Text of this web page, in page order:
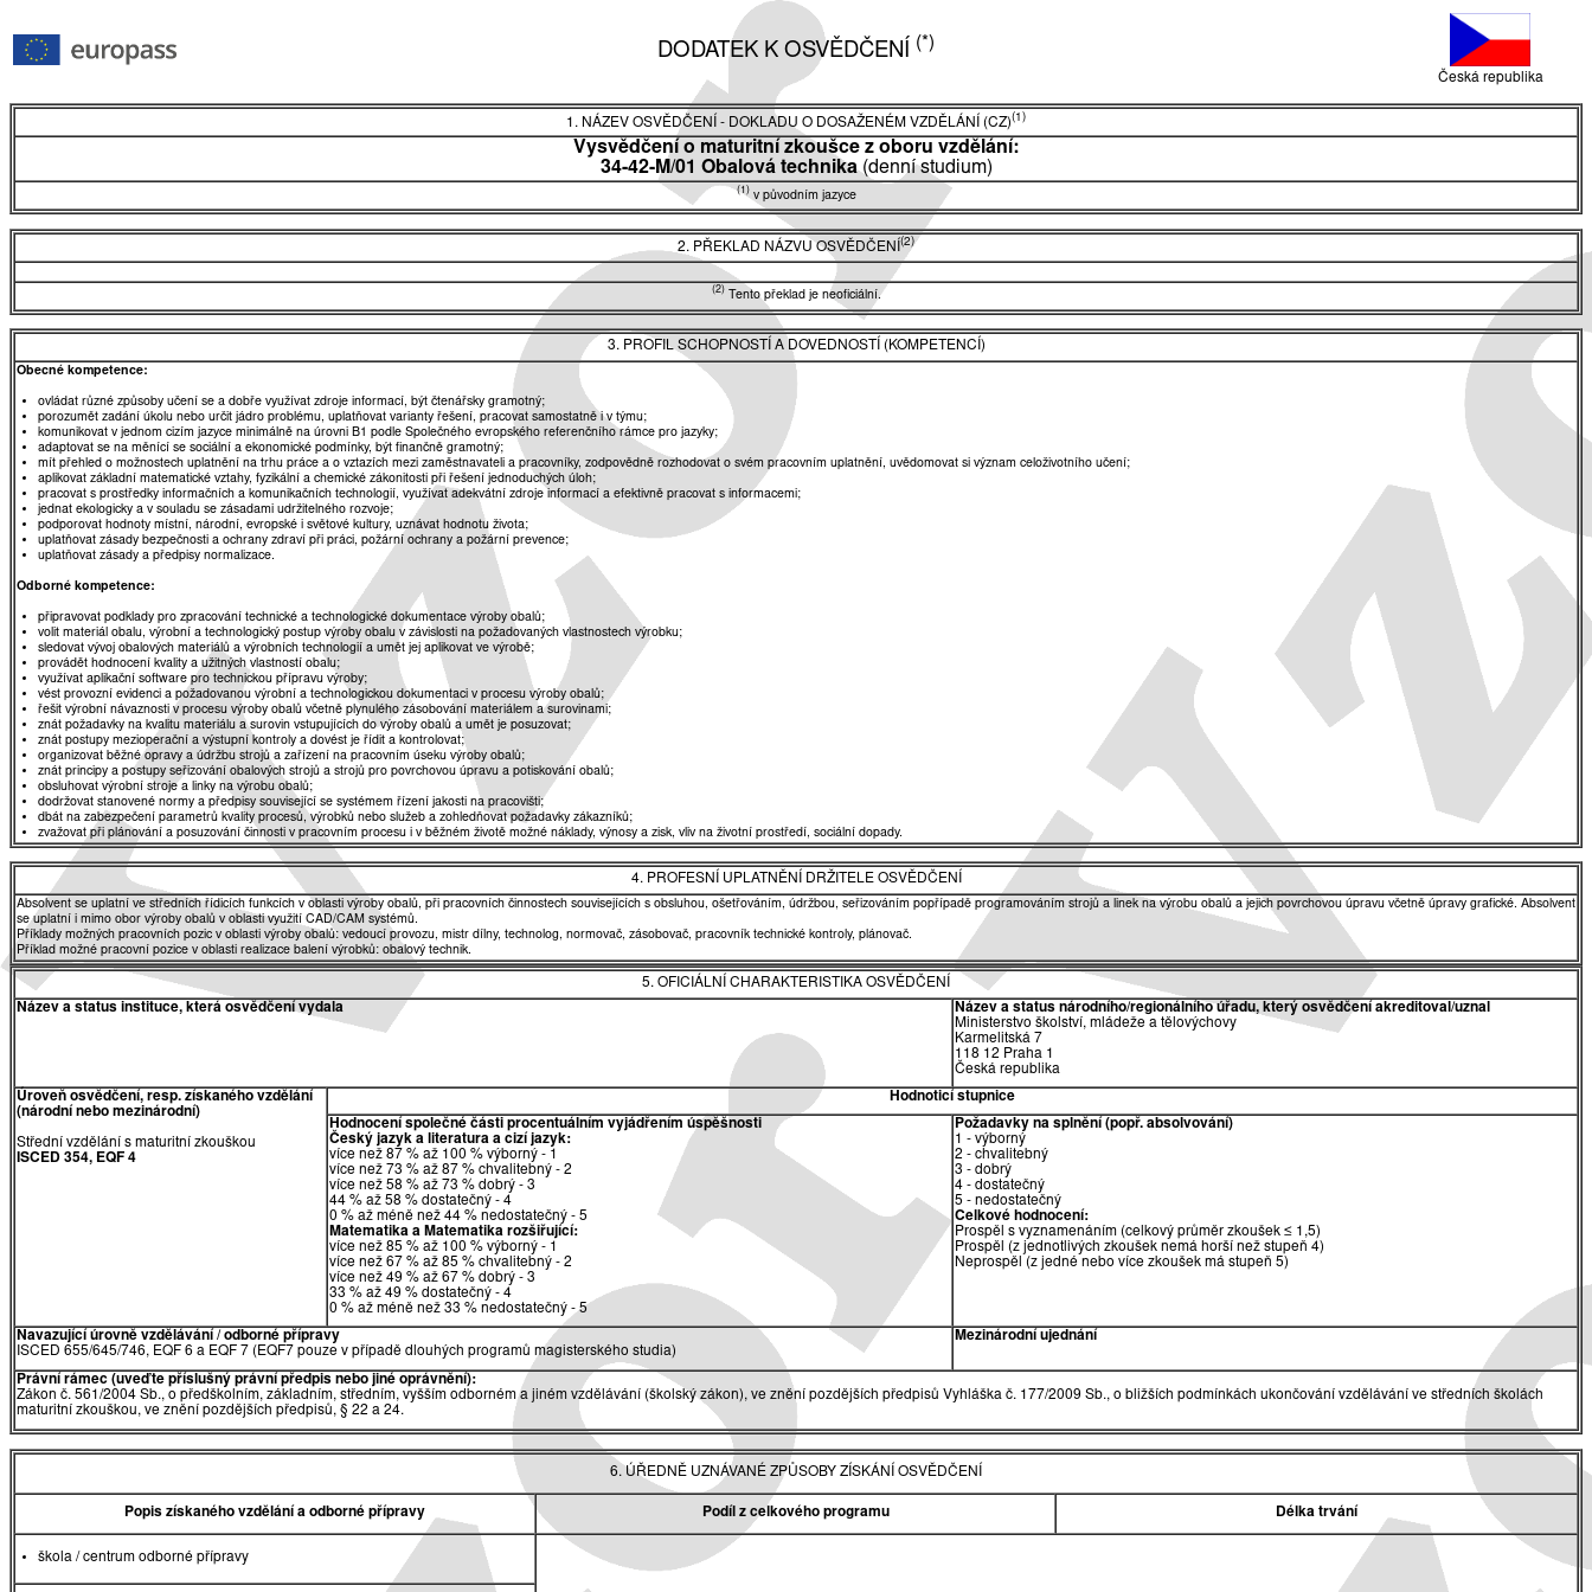
DODATEK K OSVĚDČENÍ (*)
Česká republika
1. NÁZEV OSVĚDČENÍ - DOKLADU O DOSAŽENÉM VZDĚLÁNÍ (CZ)(1)
Vysvědčení o maturitní zkoušce z oboru vzdělání:
34-42-M/01 Obalová technika(denní studium)
(1)v původním jazyce
2. PŘEKLAD NÁZVU OSVĚDČENÍ (2)
(2) Tento překlad je neoficiální.
3. PROFIL SCHOPNOSTÍ A DOVEDNOSTÍ (KOMPETENCÍ)
Obecné kompetence:
ovládat různé způsoby učení se a dobře využívat zdroje informací, být čtenářsky gramotný;
porozumět zadání úkolu nebo určit jádro problému, uplatňovat varianty řešení, pracovat samostatně i v týmu;
komunikovat v jednom cizím jazyce minimálně na úrovni B1 podle Společného evropského referenčního rámce pro jazyky;
adaptovat se na měnící se sociální a ekonomické podmínky, být finančně gramotný;
mít přehled o možnostech uplatnění na trhu práce a o vztazích mezi zaměstnavateli a pracovníky, zodpovědně rozhodovat o svém pracovním uplatnění, uvědomovat si význam celoživotního učení;
aplikovat základní matematické vztahy, fyzikální a chemické zákonitosti při řešení jednoduchých úloh;
pracovat s prostředky informačních a komunikačních technologií, využívat adekvátní zdroje informací a efektivně pracovat s informacemi;
jednat ekologicky a v souladu se zásadami udržitelného rozvoje;
podporovat hodnoty místní, národní, evropské i světové kultury, uznávat hodnotu života;
uplatňovat zásady bezpečnosti a ochrany zdraví při práci, požární ochrany a požární prevence;
uplatňovat zásady a předpisy normalizace.
Odborné kompetence:
připravovat podklady pro zpracování technické a technologické dokumentace výroby obalů;
volit materiál obalu, výrobní a technologický postup výroby obalu v závislosti na požadovaných vlastnostech výrobku;
sledovat vývoj obalových materiálů a výrobních technologií a umět jej aplikovat ve výrobě;
provádět hodnocení kvality a užitných vlastností obalu;
využívat aplikační software pro technickou přípravu výroby;
vést provozní evidenci a požadovanou výrobní a technologickou dokumentaci v procesu výroby obalů;
řešit výrobní návaznosti v procesu výroby obalů včetně plynulého zásobování materiálem a surovinami;
znát požadavky na kvalitu materiálu a surovin vstupujících do výroby obalů a umět je posuzovat;
znát postupy mezioperační a výstupní kontroly a dovést je řídit a kontrolovat;
organizovat běžné opravy a údržbu strojů a zařízení na pracovním úseku výroby obalů;
znát principy a postupy seřizování obalových strojů a strojů pro povrchovou úpravu a potiskování obalů;
obsluhovat výrobní stroje a linky na výrobu obalů;
dodržovat stanovené normy a předpisy související se systémem řízení jakosti na pracovišti;
dbát na zabezpečení parametrů kvality procesů, výrobků nebo služeb a zohledňovat požadavky zákazníků;
zvažovat při plánování a posuzování činnosti v pracovním procesu i v běžném životě možné náklady, výnosy a zisk, vliv na životní prostředí, sociální dopady.
4. PROFESNÍ UPLATNĚNÍ DRŽITELE OSVĚDČENÍ
Absolvent se uplatní ve středních řídicích funkcích v oblasti výroby obalů, při pracovních činnostech souvisejících s obsluhou, ošetřováním, údržbou, seřizováním popřípadě programováním strojů a linek na výrobu obalů a jejich povrchovou úpravu včetně úpravy grafické. Absolvent
se uplatní i mimo obor výroby obalů v oblasti využití CAD/CAM systémů.
Příklady možných pracovních pozic v oblasti výroby obalů: vedoucí provozu, mistr dílny, technolog, normovač, zásobovač, pracovník technické kontroly, plánovač.
Příklad možné pracovní pozice v oblasti realizace balení výrobků: obalový technik.
5. OFICIÁLNÍ CHARAKTERISTIKA OSVĚDČENÍ
Název a status instituce, která osvědčení vydala
Název a status národního/regionálního úřadu, který osvědčení akreditoval/uznal
Ministerstvo školství, mládeže a tělovýchovy
Karmelitská 7
118 12 Praha 1
Česká republika
Úroveň osvědčení, resp. získaného vzdělání
(národní nebo mezinárodní)
Střední vzdělání s maturitní zkouškou
ISCED 354, EQF 4
Hodnoticí stupnice
Hodnocení společné části procentuálním vyjádřením úspěšnosti
Český jazyk a literatura a cizí jazyk:
více než 87 % až 100 % výborný - 1
více než 73 % až 87 % chvalitebný - 2
více než 58 % až 73 % dobrý - 3
44 % až 58 % dostatečný - 4
0 % až méně než 44 % nedostatečný - 5
Matematika a Matematika rozšiřující:
více než 85 % až 100 % výborný - 1
více než 67 % až 85 % chvalitebný - 2
více než 49 % až 67 % dobrý - 3
33 % až 49 % dostatečný - 4
0 % až méně než 33 % nedostatečný - 5
Požadavky na splnění (popř. absolvování)
1 - výborný
2 - chvalitebný
3 - dobrý
4 - dostatečný
5 - nedostatečný
Celkové hodnocení:
Prospěl s vyznamenáním (celkový průměr zkoušek ≤ 1,5)
Prospěl (z jednotlivých zkoušek nemá horší než stupeň 4)
Neprospěl (z jedné nebo více zkoušek má stupeň 5)
Navazující úrovně vzdělávání / odborné přípravy
ISCED 655/645/746, EQF 6 a EQF 7 (EQF7 pouze v případě dlouhých programů magisterského studia)
Mezinárodní ujednání
Právní rámec (uveďte příslušný právní předpis nebo jiné oprávnění):
Zákon č. 561/2004 Sb., o předškolním, základním, středním, vyšším odborném a jiném vzdělávání (školský zákon), ve znění pozdějších předpisů Vyhláška č. 177/2009 Sb., o bližších podmínkách ukončování vzdělávání ve středních školách
maturitní zkouškou, ve znění pozdějších předpisů, § 22 a 24.
6. ÚŘEDNĚ UZNÁVANÉ ZPŮSOBY ZÍSKÁNÍ OSVĚDČENÍ
Popis získaného vzdělání a odborné přípravy Podíl z celkového programu Délka trvání
škola / centrum odborné přípravy